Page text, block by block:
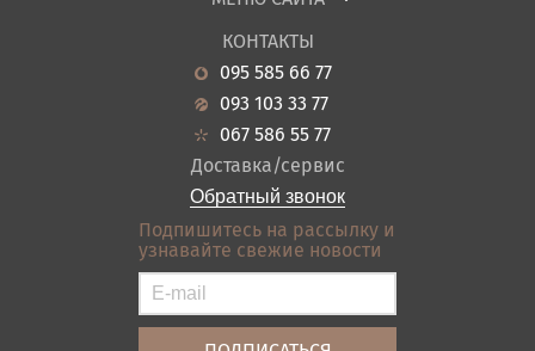
Гостиная
Кухня
Прихожие
Ванная
Акции
О нас
Новости
Гарантия
Кредит
Оплата и доставка
Отзывы
Контакты
Карта сайта
Условия покупки
КОНТАКТЫ
095 585 66 77
093 103 33 77
067 586 55 77
Доставка/сервис
Обратный звонок
Подпишитесь на рассылку и
узнавайте свежие новости